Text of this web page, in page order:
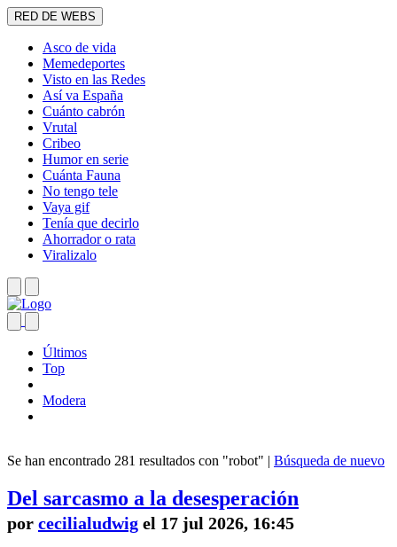
RED DE WEBS
Asco de vida
Memedeportes
Visto en las Redes
Así va España
Cuánto cabrón
Vrutal
Cribeo
Humor en serie
Cuánta Fauna
No tengo tele
Vaya gif
Tenía que decirlo
Ahorrador o rata
Viralizalo
Últimos
Top
Modera
Se han encontrado 281 resultados con "robot" | Búsqueda de nuevo
Del sarcasmo a la desesperación
por cecilialudwig el 17 jul 2026, 16:45